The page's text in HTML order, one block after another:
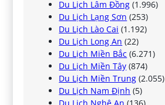
Du Lịch Lâm Đồng (1.996)
Du Lịch Lạng Sơn (253)
Du Lịch Lào Cai (1.192)
Du Lịch Long An (22)
Du Lịch Miền Bắc (6.271)
Du Lịch Miền Tây (874)
Du Lịch Miền Trung (2.055)
Du Lịch Nam Định (5)